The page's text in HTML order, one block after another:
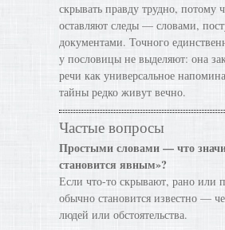
скрывать правду трудно, потому
оставляют следы — словами,
документами. Точного
у пословицы не выделяют: она
речи как универсальное
тайны редко живут вечно.
Частые вопросы
Простыми словами — что
становится явным»?
Если что-то скрывают, рано или
обычно становится известно —
людей или обстоятельства.